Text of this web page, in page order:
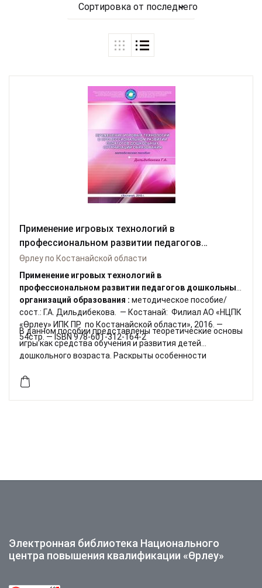
Сортировка от последнего
Применение игровых технологий в
профессиональном развитии педагогов
дошкольных организаций образования
Өрлеу по Костанайской области
Применение игровых технологий в
профессиональном развитии педагогов дошкольных
организаций образования : методическое пособие/
сост.: Г.А. Дильдибекова. — Костанай: Филиал АО «НЦПК
«Өрлеу» ИПК ПР по Костанайской области», 2016. —
54стр. — ISBN 978-601-312-164-2
В данном пособии представлены теоретические основы
игры как средства обучения и развития детей
дошкольного возраста. Раскрыты особенности
развивающих игр и развивающих методик
Электронная библиотека Национального
центра повышения квалификации «Өрлеу»